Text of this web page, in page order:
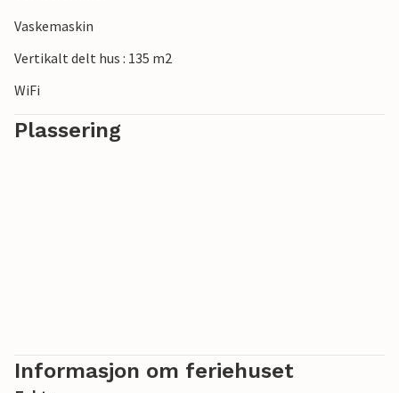
dådyr i Dyreborg Skov eller utforske fuglereservatet
Vaskemaskin
Vertikalt delt hus : 135 m2
WiFi
Plassering
Informasjon om feriehuset